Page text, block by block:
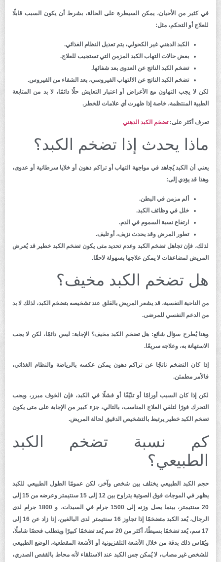
في كثير من الأحيان، يمكن السيطرة على الحالة، بشرط أن يكون السبب قابلًا
للعلاج أو التحكم، مثل:
الكبد الدهني غير الكحولي، يتم تعديل النظام الغذائي.
بعض حالات التهاب الكبد المزمن التي تستجيب للعلاج.
تضخم الكبد الناتج عن العدوى بعد شفائها.
تضخم الكبد الناتج عن الالتهاب الفيروسي، بعد الشفاء من الفيروس.
لكن لا يجب التهاون مع الأعراض أو اعتبار التعايش حلًا دائمًا، لا بد من المتابعة
الطبية المنتظمة، خاصة إذا ظهرت أي علامات للخطر.
تعرف أكثر على:تضخم الكبد الدهني
ماذا يحدث إذا تضخم الكبد؟
يعني أن الكبد يُجاهد في مواجهة التهاب أو تراكم دهون أو خلايا سرطانية أو عدوى،
وهذا قد يؤدي إلى:
ألم مزمن في البطن.
خلل في وظائف الكبد.
ارتفاع نسبة السموم في الدم.
تطور المرض وقد يحدث نزيف، أو تليف.
لذلك، فإن تجاهل تضخم الكبد وعدم تحديد متى يكون تضخم الكبد خطير قد يُعرض
المريض لمضاعفات لا يمكن علاجها بسهولة لاحقًا.
هل تضخم الكبد مخيف؟
من الناحية النفسية، قد يشعر المريض بالقلق عند تشخيصه بتضخم الكبد، لذلك لا بد
من الدعم النفسي للمرضى.
وهنا يُطرح سؤال شائع: هل تضخم الكبد مخيف؟ الإجابة: ليس دائمًا، لكن لا يجب
الاستهانة به، وعلاجه سريعًا.
إذا كان التضخم ناتجًا عن تراكم دهون يمكن عكسه بالرياضة والنظام الغذائي،
فالأمر مطمئن.
لكن إذا كان السبب أورامًا أو تليّفًا أو فشلًا في الكبد، فإن الخوف مبرر، ويجب
التحرك فورًا لتلقي العلاج المناسب، بالتالي، جزء كبير من الإجابة على متى يكون
تضخم الكبد خطير يرتبط بالتشخيص الدقيق لحالة المريض.
كم نسبة تضخم الكبد
الطبيعي؟
حجم الكبد الطبيعي يختلف بين شخص وآخر، لكن عمومًا الطول الطبيعي للكبد
يظهر في الموجات فوق الصوتية يتراوح بين 12 إلى 15 سنتيمتر وعرضه من 15 إلى
20 سنتيمتر، بينما يصل وزنه إلى 1500 جرام في السيدات، و 1800 جرام لدى
الرجال، يُعد الكبد متضخمًا إذا تجاوز 16 سنتيمتر لدى البالغين، إذا زاد عن 16 إلى
17 سم، يُعد تضخمًا بسيطًا، أكثر من 20 سم يُعد تضخمًا كبيرًا ويتطلب فحصًا شاملًا،
ويُقاس ذلك بدقة من خلال الأشعة التلفزيونية أو الأشعة المقطعية، الوضع الطبيعي
للشخص غير مصاب، لا يُمكن جس الكبد عند الاستلقاء لأنه محاط بالقفص الصدري،